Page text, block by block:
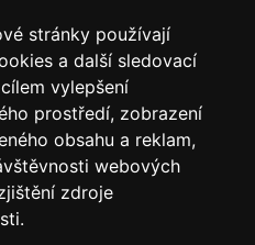
stránky používají
a další sledovací
vylepšení
prostředí, zobrazení
obsahu a reklam,
webových
zdroje
trysky, kapenkova závlaha,